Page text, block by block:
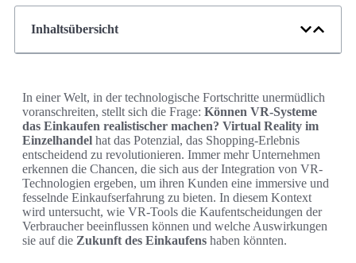
Inhaltsübersicht
In einer Welt, in der technologische Fortschritte unermüdlich
voranschreiten, stellt sich die Frage: Können VR-Systeme
das Einkaufen realistischer machen? Virtual Reality im
Einzelhandel hat das Potenzial, das Shopping-Erlebnis
entscheidend zu revolutionieren. Immer mehr Unternehmen
erkennen die Chancen, die sich aus der Integration von VR-
Technologien ergeben, um ihren Kunden eine immersive und
fesselnde Einkaufserfahrung zu bieten. In diesem Kontext
wird untersucht, wie VR-Tools die Kaufentscheidungen der
Verbraucher beeinflussen können und welche Auswirkungen
sie auf die Zukunft des Einkaufens haben könnten.